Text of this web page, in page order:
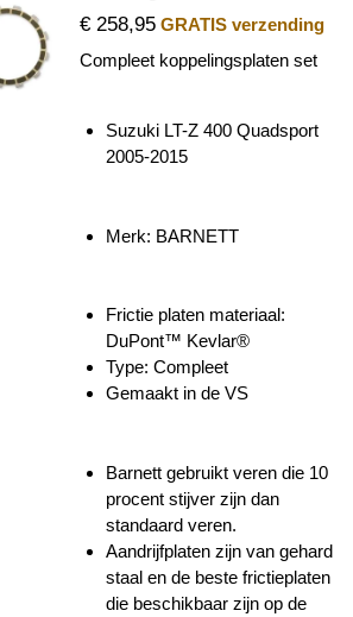
€ 258,95 GRATIS verzending
Compleet koppelingsplaten set
Suzuki LT-Z 400 Quadsport
2005-2015
Merk: BARNETT
Frictie platen materiaal:
DuPont™ Kevlar®
Type: Compleet
Gemaakt in de VS
Barnett gebruikt veren die 10
procent stijver zijn dan
standaard veren.
Aandrijfplaten zijn van gehard
staal en de beste frictieplaten
die beschikbaar zijn op de